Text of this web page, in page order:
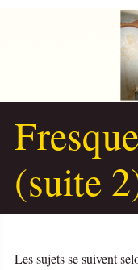
(suite
Les sujets se suivent